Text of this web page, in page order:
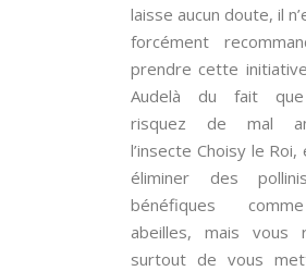
laisse aucun doute, il
forcément
prendre cette
Audelà du fait
risquez de mal
l’insecte Choisy le Roi,
éliminer des
bénéfiques
abeilles, mais vous
surtout de vous